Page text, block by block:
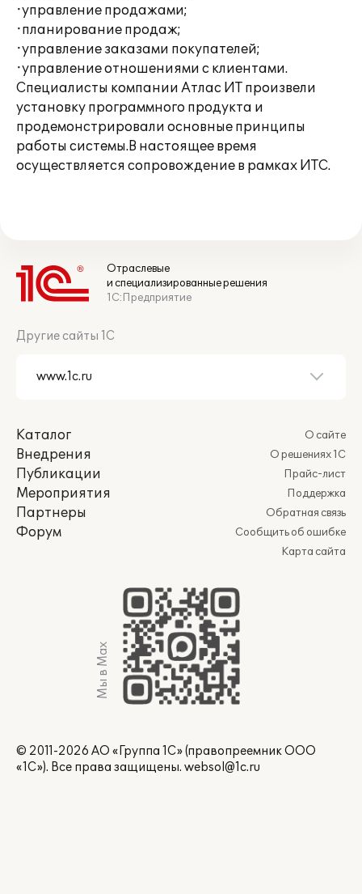
·управление продажами;
·планирование продаж;
·управление заказами покупателей;
·управление отношениями с клиентами.
Специалисты компании Атлас ИТ произвели
установку программного продукта и
продемонстрировали основные принципы
работы системы.В настоящее время
осуществляется сопровождение в рамках ИТС.
Отраслевые
и специализированные решения
1С:Предприятие
Другие сайты 1С
Каталог
Внедрения
Публикации
Мероприятия
Партнеры
Форум
О сайте
О решениях 1С
Прайс-лист
Поддержка
Обратная связь
Сообщить об ошибке
Карта сайта
Мы в Max
© 2011-2026 АО «Группа 1С» (правопреемник ООО
«1С»). Все права защищены. websol@1c.ru